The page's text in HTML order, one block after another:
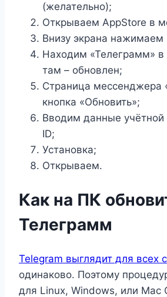
(желательно);
Открываем AppStore в
Внизу экрана нажимаем
Находим «Телеграмм» в
там – обновлен;
Страница мессенджера
кнопка «Обновить»;
Вводим данные учётной
ID;
Установка;
Открываем.
Как на ПК
Телеграмм
Telegram выглядит для всех
одинаково. Поэтому
для Linux, Windows, или Mac